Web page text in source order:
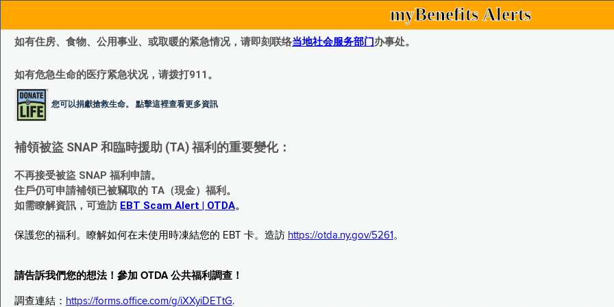
myBenefits Alerts
如有住房、食物、公用事业、或取暖的紧急情况，请即刻联络当地社会服务部门办事处。
如有危急生命的医疗紧急状况，请拨打911。
您可以捐獻搶救生命。 點擊這裡查看更多資訊
補領被盜 SNAP 和臨時援助 (TA) 福利的重要變化：
不再接受被盜 SNAP 福利申請。
住戶仍可申請補領已被竊取的 TA（現金）福利。
如需瞭解資訊，可造訪 EBT Scam Alert | OTDA。
保護您的福利。瞭解如何在未使用時凍結您的 EBT 卡。造訪 https://otda.ny.gov/5261 。
請告訴我們您的想法！參加 OTDA 公共福利調查！
調查連結： https://forms.office.com/g/iXXyiDETtG.